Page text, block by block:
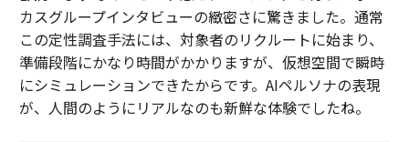
カスグループインタビューの緻密さに驚きました。通常
この定性調査手法には、対象者のリクルートに始まり、
準備段階にかなり時間がかかりますが、仮想空間で瞬時
にシミュレーションできたからです。AIペルソナの表現
が、人間のようにリアルなのも新鮮な体験でしたね。